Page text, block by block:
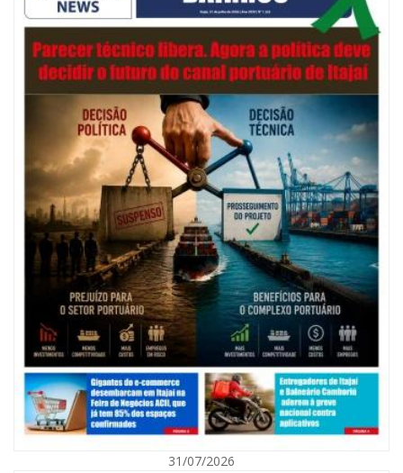
ITAJAÍ
07/08/2026 | 07:00
Nem toda violência deixa marcas: conheça os sinais de alerta da
31/07/2026